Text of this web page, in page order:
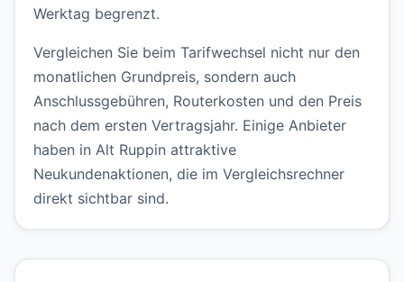
Werktag begrenzt.
Vergleichen Sie beim Tarifwechsel nicht nur den
monatlichen Grundpreis, sondern auch
Anschlussgebühren, Routerkosten und den Preis
nach dem ersten Vertragsjahr. Einige Anbieter
haben in Alt Ruppin attraktive
Neukundenaktionen, die im Vergleichsrechner
direkt sichtbar sind.